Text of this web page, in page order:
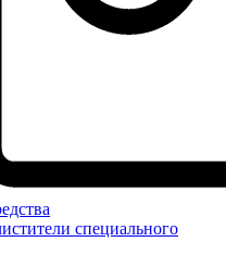
специального